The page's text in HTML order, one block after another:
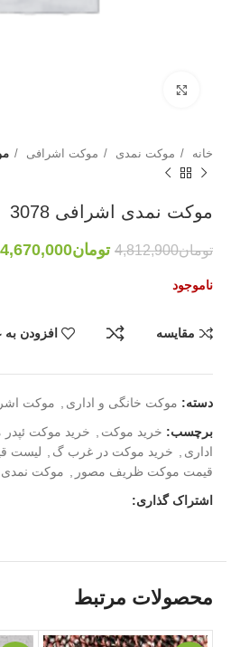
خانه موکت نمدی موکت اشرافی
موکت نمدی اشرافی 3078
تومان4,812,900 تومان4,670,000
ناموجود
مقایسه افزودن به
دسته: موکت خانگی و اداری
موکت
برچسب: خرید موکت خرید موکت ئپدر
اداری
خرید موکت در غرب گ لیست
قیمت موکت ظریف مصور
موکت نمدی
اشتراک گذاری:
محصولات مرتبط